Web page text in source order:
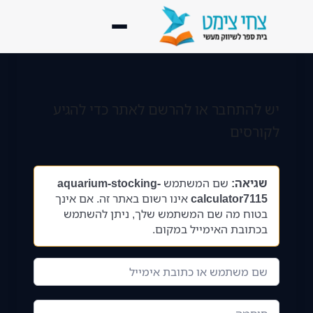
נעים להכיר
קורסים
ספריית השראה
בלוג שיווק מעשי
לקוחות מספרים
יש להתחבר או להרשם לאתר כדי להגיע
לקורסים
שגיאה: שם המשתמש aquarium-stocking-
calculator7115אינו רשום באתר זה. אם אינך
בטוח מה שם המשתמש שלך, ניתן להשתמש
בכתובת האימייל במקום.